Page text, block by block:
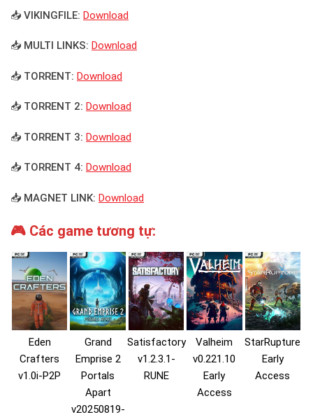
📥 VIKINGFILE: Download
📥 MULTI LINKS: Download
📥 TORRENT: Download
📥 TORRENT 2: Download
📥 TORRENT 3: Download
📥 TORRENT 4: Download
📥 MAGNET LINK: Download
🎮 Các game tương tự:
Eden
Crafters
v1.0i-P2P
Grand
Emprise 2
Portals
Apart
v20250819-
Satisfactory
v1.2.3.1-
RUNE
Valheim
v0.221.10
Early
Access
StarRupture
Early
Access